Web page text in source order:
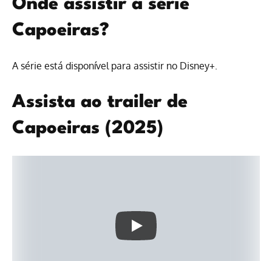
Onde assistir à série
Capoeiras?
A série está disponível para assistir no Disney+.
Assista ao trailer de
Capoeiras (2025)